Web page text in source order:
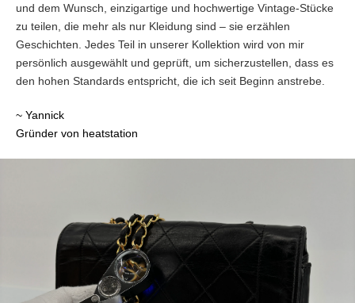
und dem Wunsch, einzigartige und hochwertige Vintage-Stücke
zu teilen, die mehr als nur Kleidung sind – sie erzählen
Geschichten. Jedes Teil in unserer Kollektion wird von mir
persönlich ausgewählt und geprüft, um sicherzustellen, dass es
den hohen Standards entspricht, die ich seit Beginn anstrebe.
~ Yannick
Gründer von heatstation